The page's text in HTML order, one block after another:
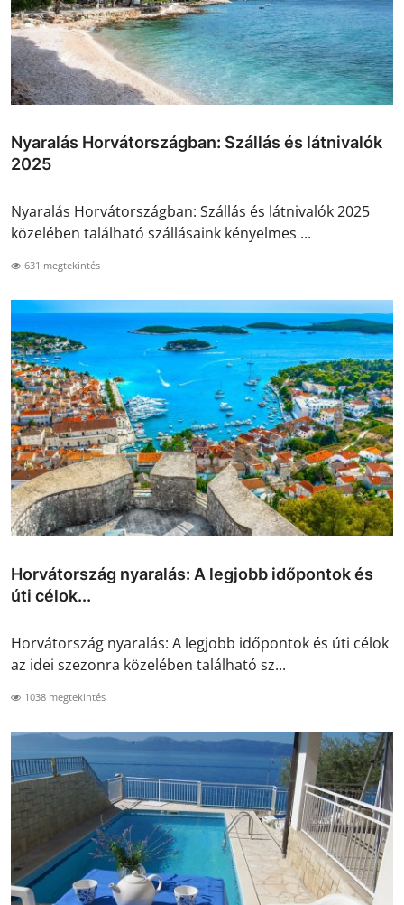
Nyaralás Horvátországban: Szállás és látnivalók
2025
Nyaralás Horvátországban: Szállás és látnivalók 2025
közelében található szállásaink kényelmes ...
631 megtekintés
Horvátország nyaralás: A legjobb időpontok és
úti célok...
Horvátország nyaralás: A legjobb időpontok és úti célok
az idei szezonra közelében található sz...
1038 megtekintés